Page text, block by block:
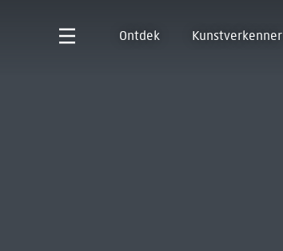
Ontdek Kunstverkenner